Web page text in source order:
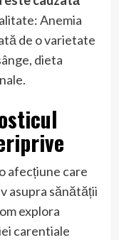
Anemia
de o varietate
dieta
afecțiune care
asupra sănătății
explora
carentiale